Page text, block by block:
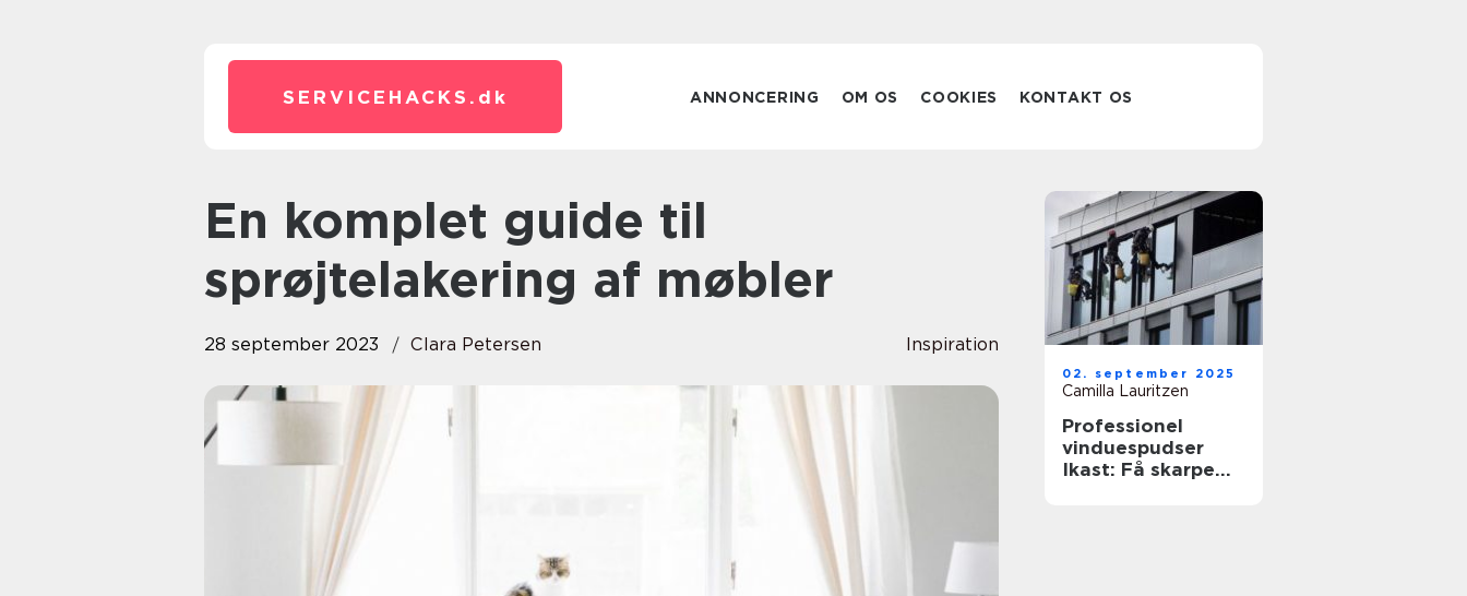
SERVICEHACKS. dk ANNONCERING OM OS COOKIES KONTAKT OS
En komplet guide til
sprøjtelakering af møbler
28 september 2023 Clara Petersen Inspiration
02. september 2025
Camilla Lauritzen
Professionel
vinduespudser
Ikast: Få skarpe